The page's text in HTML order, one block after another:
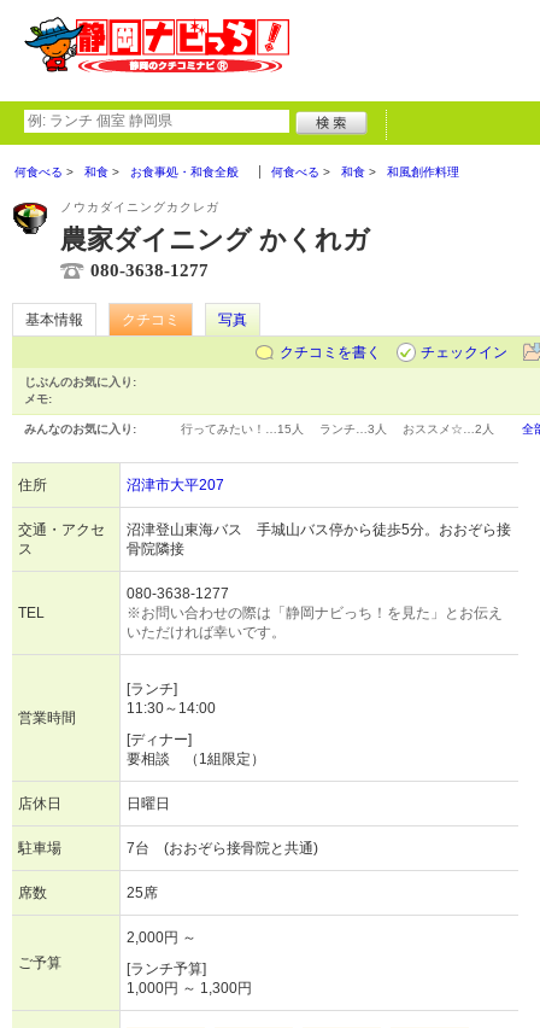
何食べる 和食 お食事処・和食全般 何食べる 和食 和風創作料理
ノウカダイニングカクレガ
農家ダイニング かくれガ
080-3638-1277
基本情報 クチコミ
写真
クチコミを書く
チェックイン
じぶんのお気に入り:
メモ:
みんなのお気に入り: 行ってみたい！… 15人 ランチ… 3人 おススメ☆… 2人 全
住所 沼津市大平207
交通・アクセ
ス
沼津登山東海バス 手城山バス停から徒歩5分。おおぞら接
骨院隣接
TEL
080-3638-1277
※お問い合わせの際は「静岡ナビっち！を見た」とお伝え
いただければ幸いです。
営業時間
[ランチ]
11:30～14:00
[ディナー]
要相談 （1組限定）
店休日 日曜日
駐車場 7台 (おおぞら接骨院と共通)
席数 25席
ご予算
2,000円 ～
[ランチ予算]
1,000円 ～ 1,300円